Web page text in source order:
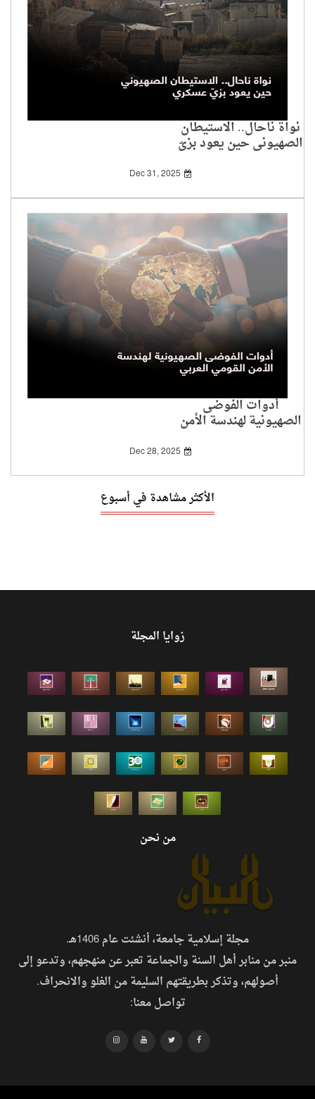
نواة ناحال.. الاستيطان
الصهيوني حين يعود بزيّ
Dec 31, 2025
أدوات الفوضى
الصهيونية لهندسة الأمن
Dec 28, 2025
الأكثر مشاهدة في أسبوع
زوايا المجلة
من نحن
مجلة إسلامية جامعة، أنشئت عام 1406هـ.
منبر من منابر أهل السنة والجماعة تعبر عن منهجهم، وتدعو إلى
أصولهم، وتذكر بطريقتهم السليمة من الغلو والانحراف.
تواصل معنا: